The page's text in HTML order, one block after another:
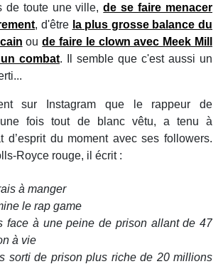
de toute une ville,de se faire menacer
, d'être la plus grosse balance du
oude faire le clown avec Meek Mill
combat. Il semble que c'est aussi un
sur Instagram que le rappeur de
une fois tout de blanc vêtu, a tenu à
d’esprit du moment avec ses followers.
Royce rouge, il écrit :
à manger
le rap game
face à une peine de prison allant de 47
à vie
sorti de prison plus riche de 20 millions